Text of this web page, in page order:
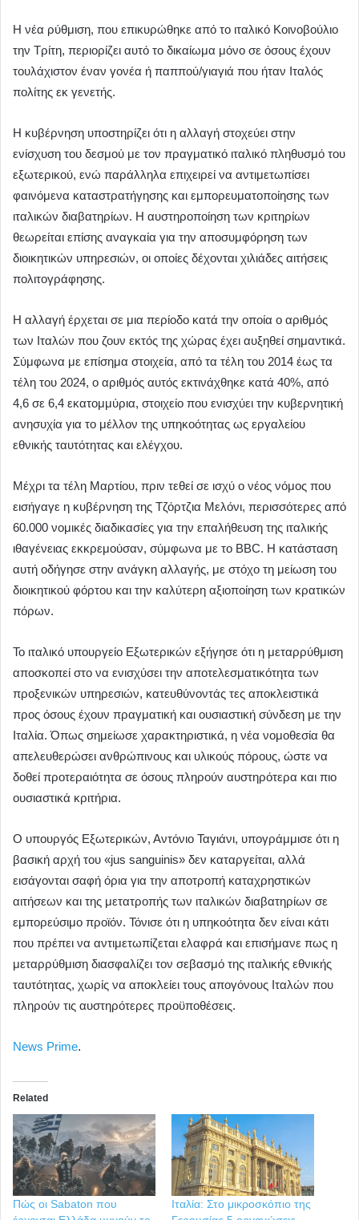
Η νέα ρύθμιση, που επικυρώθηκε από το ιταλικό Κοινοβούλιο
την Τρίτη, περιορίζει αυτό το δικαίωμα μόνο σε όσους έχουν
τουλάχιστον έναν γονέα ή παππού/γιαγιά που ήταν Ιταλός
πολίτης εκ γενετής.
Η κυβέρνηση υποστηρίζει ότι η αλλαγή στοχεύει στην
ενίσχυση του δεσμού με τον πραγματικό ιταλικό πληθυσμό του
εξωτερικού, ενώ παράλληλα επιχειρεί να αντιμετωπίσει
φαινόμενα καταστρατήγησης και εμπορευματοποίησης των
ιταλικών διαβατηρίων. Η αυστηροποίηση των κριτηρίων
θεωρείται επίσης αναγκαία για την αποσυμφόρηση των
διοικητικών υπηρεσιών, οι οποίες δέχονται χιλιάδες αιτήσεις
πολιτογράφησης.
Η αλλαγή έρχεται σε μια περίοδο κατά την οποία ο αριθμός
των Ιταλών που ζουν εκτός της χώρας έχει αυξηθεί σημαντικά.
Σύμφωνα με επίσημα στοιχεία, από τα τέλη του 2014 έως τα
τέλη του 2024, ο αριθμός αυτός εκτινάχθηκε κατά 40%, από
4,6 σε 6,4 εκατομμύρια, στοιχείο που ενισχύει την κυβερνητική
ανησυχία για το μέλλον της υπηκοότητας ως εργαλείου
εθνικής ταυτότητας και ελέγχου.
Μέχρι τα τέλη Μαρτίου, πριν τεθεί σε ισχύ ο νέος νόμος που
εισήγαγε η κυβέρνηση της Τζόρτζια Μελόνι, περισσότερες από
60.000 νομικές διαδικασίες για την επαλήθευση της ιταλικής
ιθαγένειας εκκρεμούσαν, σύμφωνα με το BBC. Η κατάσταση
αυτή οδήγησε στην ανάγκη αλλαγής, με στόχο τη μείωση του
διοικητικού φόρτου και την καλύτερη αξιοποίηση των κρατικών
πόρων.
Το ιταλικό υπουργείο Εξωτερικών εξήγησε ότι η μεταρρύθμιση
αποσκοπεί στο να ενισχύσει την αποτελεσματικότητα των
προξενικών υπηρεσιών, κατευθύνοντάς τες αποκλειστικά
προς όσους έχουν πραγματική και ουσιαστική σύνδεση με την
Ιταλία. Όπως σημείωσε χαρακτηριστικά, η νέα νομοθεσία θα
απελευθερώσει ανθρώπινους και υλικούς πόρους, ώστε να
δοθεί προτεραιότητα σε όσους πληρούν αυστηρότερα και πιο
ουσιαστικά κριτήρια.
Ο υπουργός Εξωτερικών, Αντόνιο Ταγιάνι, υπογράμμισε ότι η
βασική αρχή του «jus sanguinis» δεν καταργείται, αλλά
εισάγονται σαφή όρια για την αποτροπή καταχρηστικών
αιτήσεων και της μετατροπής των ιταλικών διαβατηρίων σε
εμπορεύσιμο προϊόν. Τόνισε ότι η υπηκοότητα δεν είναι κάτι
που πρέπει να αντιμετωπίζεται ελαφρά και επισήμανε πως η
μεταρρύθμιση διασφαλίζει τον σεβασμό της ιταλικής εθνικής
ταυτότητας, χωρίς να αποκλείει τους απογόνους Ιταλών που
πληρούν τις αυστηρότερες προϋποθέσεις.
News Prime.
Related
Πώς οι Sabaton που
Ιταλία: Στο μικροσκόπιο της